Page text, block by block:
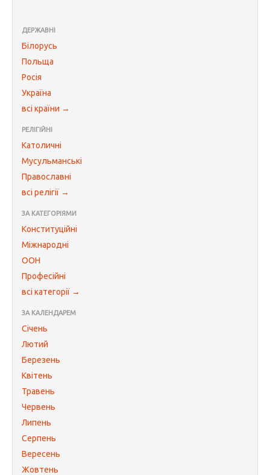
ДЕРЖАВНІ
Білорусь
Польща
Росія
Україна
всі країни →
РЕЛІГІЙНІ
Католичні
Мусульманські
Православні
всі релігії →
ЗА КАТЕГОРІЯМИ
Конституційні
Міжнародні
ООН
Професійні
всі категорії →
ЗА КАЛЕНДАРЕМ
Січень
Лютий
Березень
Квітень
Травень
Червень
Липень
Серпень
Вересень
Жовтень